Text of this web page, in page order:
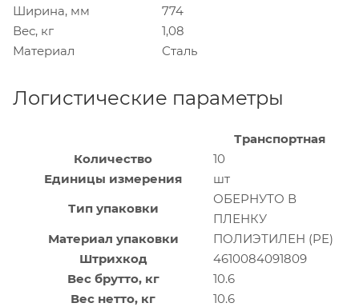
Ширина, мм
774
Вес, кг
1,08
Материал
Сталь
Логистические параметры
Транспортная
Количество
10
Единицы измерения
шт
Тип упаковки
ОБЕРНУТО В
ПЛЕНКУ
Материал упаковки
ПОЛИЭТИЛЕН (PE)
Штрихкод
4610084091809
Вес брутто, кг
10.6
Вес нетто, кг
10.6